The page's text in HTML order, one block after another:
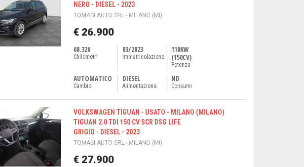
NERO - DIESEL - 2023
TOMASI AUTO SRL - MILANO (MI)
€ 26.900
68.326
Chilometri
03/2023
Immatricolazione
110KW
(150CV)
Potenza
AUTOMATICO
Cambio
DIESEL
Alimentazione
ND
Consumi
VOLKSWAGEN TIGUAN - USATO - MILANO (MILANO)
TIGUAN 2.0 TDI 150 CV SCR DSG LIFE
GRIGIO - DIESEL - 2023
TOMASI AUTO SRL - MILANO (MI)
€ 27.900